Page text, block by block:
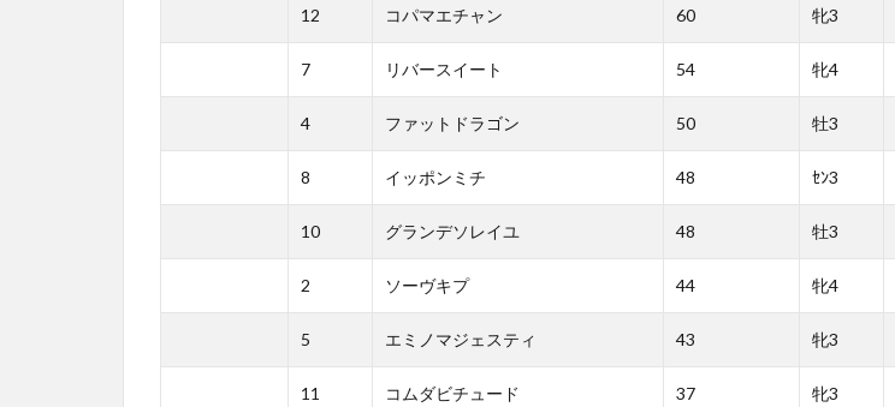
12 コパマエチャン 60 牝3
7 リバースイート 54 牝4
4 ファットドラゴン 50 牡3
8 イッポンミチ 48 ｾﾝ3
10 グランデソレイユ 48 牡3
2 ソーヴキプ 44 牝4
5 エミノマジェスティ 43 牝3
11 コムダビチュード 37 牝3